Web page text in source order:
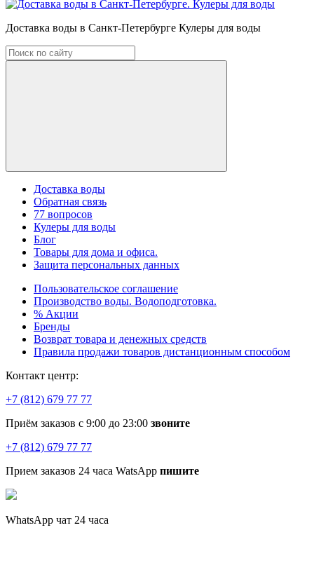
Доставка воды в Санкт-Петербурге Кулеры для воды
Доставка воды
Обратная связь
77 вопросов
Кулеры для воды
Блог
Товары для дома и офиса.
Защита персональных данных
Пользовательское соглашение
Производство воды. Водоподготовка.
% Акции
Бренды
Возврат товара и денежных средств
Правила продажи товаров дистанционным способом
Контакт центр:
+7 (812) 679 77 77
Приём заказов с 9:00 до 23:00 звоните
+7 (812) 679 77 77
Прием заказов 24 часа WatsApp пишите
WhatsApp чат 24 часа